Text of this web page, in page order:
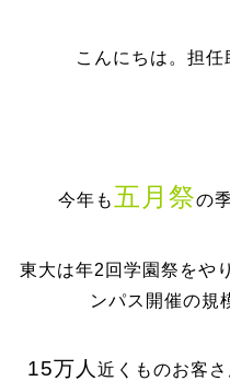
こんにちは。担任
今年も 五月祭の
東大は年2回学園祭をや
ンパス開催の規
15万人 近くものお客